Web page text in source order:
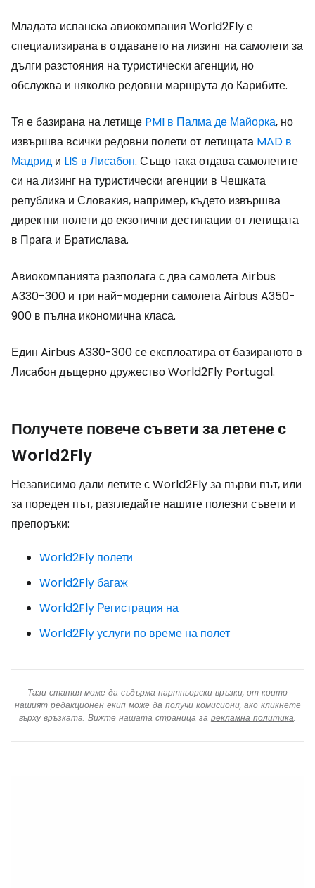
Младата испанска авиокомпания World2Fly е
специализирана в отдаването на лизинг на самолети за
дълги разстояния на туристически агенции, но
обслужва и няколко редовни маршрута до Карибите.
Тя е базирана на летище PMI в Палма де Майорка, но
извършва всички редовни полети от летищата MAD в
Мадрид и LIS в Лисабон. Също така отдава самолетите
си на лизинг на туристически агенции в Чешката
република и Словакия, например, където извършва
директни полети до екзотични дестинации от летищата
в Прага и Братислава.
Авиокомпанията разполага с два самолета Airbus
A330-300 и три най-модерни самолета Airbus A350-
900 в пълна икономична класа.
Един Airbus A330-300 се експлоатира от базираното в
Лисабон дъщерно дружество World2Fly Portugal.
Получете повече съвети за летене с
World2Fly
Независимо дали летите с World2Fly за първи път, или
за пореден път, разгледайте нашите полезни съвети и
препоръки:
World2Fly полети
World2Fly багаж
World2Fly Регистрация на
World2Fly услуги по време на полет
Тази статия може да съдържа партньорски връзки, от които
нашият редакционен екип може да получи комисиони, ако кликнете
върху връзката. Вижте нашата страница за рекламна политика.